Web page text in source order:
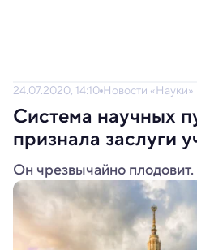
24.07.2020, 14:10 Новости «Науки»
Система научных
признала заслуги
Он чрезвычайно плодовит.